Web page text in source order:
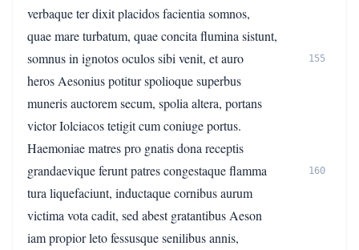
verbaque ter dixit placidos facientia somnos,
quae mare turbatum, quae concita flumina sistunt,
somnus in ignotos oculos sibi venit, et auro
155
heros Aesonius potitur spolioque superbus
muneris auctorem secum, spolia altera, portans
victor Iolciacos tetigit cum coniuge portus.
Haemoniae matres pro gnatis dona receptis
grandaevique ferunt patres congestaque flamma
160
tura liquefaciunt, inductaque cornibus aurum
victima vota cadit, sed abest gratantibus Aeson
iam propior leto fessusque senilibus annis,